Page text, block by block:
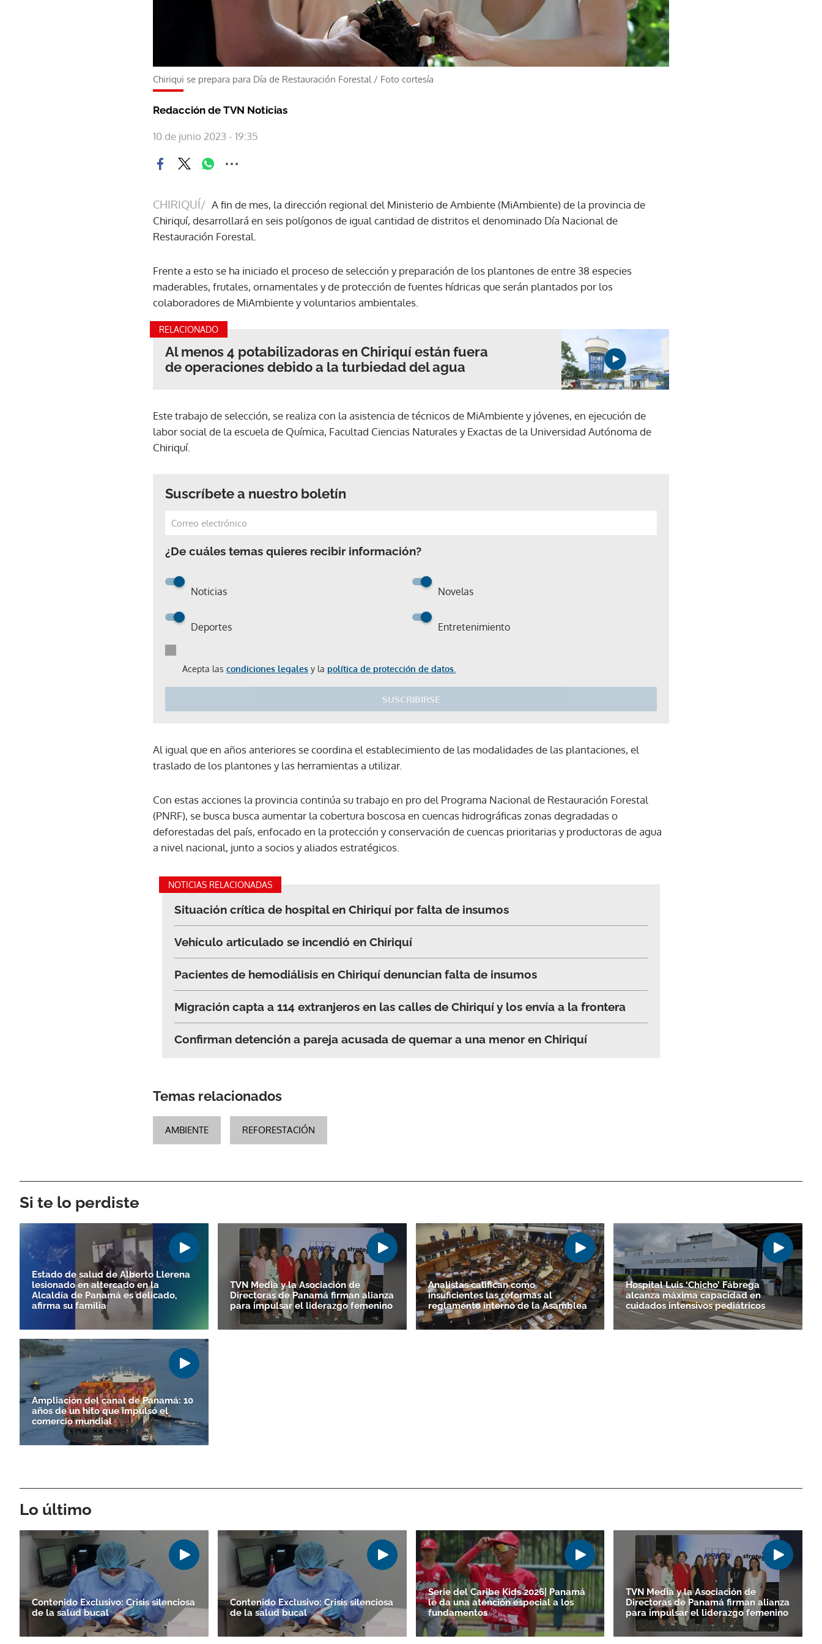
Chiriqui se prepara para Día de Restauración Forestal / Foto cortesía
Redacción de TVN Noticias
10 de junio 2023 - 19:35
CHIRIQUÍ/ A fin de mes, la dirección regional del Ministerio de Ambiente (MiAmbiente) de la provincia de
Chiriquí, desarrollará en seis polígonos de igual cantidad de distritos el denominado Día Nacional de
Restauración Forestal.
Frente a esto se ha iniciado el proceso de selección y preparación de los plantones de entre 38 especies
maderables, frutales, ornamentales y de protección de fuentes hídricas que serán plantados por los
colaboradores de MiAmbiente y voluntarios ambientales.
RELACIONADO
Al menos 4 potabilizadoras en Chiriquí están fuera
de operaciones debido a la turbiedad del agua
Este trabajo de selección, se realiza con la asistencia de técnicos de MiAmbiente y jóvenes, en ejecución de
labor social de la escuela de Química, Facultad Ciencias Naturales y Exactas de la Universidad Autónoma de
Chiriquí.
Suscríbete a nuestro boletín
¿De cuáles temas quieres recibir información?
Noticias Novelas
Deportes Entretenimiento
Acepta las condiciones legales y la política de protección de datos.
SUSCRIBIRSE
Gracias por suscribirte a nuestro boletín.
Al igual que en años anteriores se coordina el establecimiento de las modalidades de las plantaciones, el
traslado de los plantones y las herramientas a utilizar.
Con estas acciones la provincia continúa su trabajo en pro del Programa Nacional de Restauración Forestal
(PNRF), se busca busca aumentar la cobertura boscosa en cuencas hidrográficas zonas degradadas o
deforestadas del país, enfocado en la protección y conservación de cuencas prioritarias y productoras de agua
a nivel nacional, junto a socios y aliados estratégicos.
NOTICIAS RELACIONADAS
Situación crítica de hospital en Chiriquí por falta de insumos
Vehículo articulado se incendió en Chiriquí
Pacientes de hemodiálisis en Chiriquí denuncian falta de insumos
Migración capta a 114 extranjeros en las calles de Chiriquí y los envía a la frontera
Confirman detención a pareja acusada de quemar a una menor en Chiriquí
Temas relacionados
AMBIENTE REFORESTACIÓN
Si te lo perdiste
Estado de salud de Alberto Llerena
lesionado en altercado en la
Alcaldía de Panamá es delicado,
afirma su familia
TVN Media y la Asociación de
Directoras de Panamá firman alianza
para impulsar el liderazgo femenino
Analistas califican como
insuficientes las reformas al
reglamento interno de la Asamblea
Hospital Luis ‘Chicho’ Fábrega
alcanza máxima capacidad en
cuidados intensivos pediátricos
Ampliación del canal de Panamá: 10
años de un hito que impulsó el
comercio mundial
Lo último
Contenido Exclusivo: Crisis silenciosa
de la salud bucal
Contenido Exclusivo: Crisis silenciosa
de la salud bucal
Serie del Caribe Kids 2026| Panamá
le da una atención especial a los
fundamentos
TVN Media y la Asociación de
Directoras de Panamá firman alianza
para impulsar el liderazgo femenino